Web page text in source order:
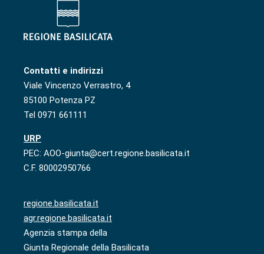
Contatti e indirizzi
Viale Vincenzo Verrastro, 4
85100 Potenza PZ
Tel 0971 661111
URP
PEC: AOO-giunta@cert.regione.basilicata.it
C.F. 80002950766
regione.basilicata.it
agr.regione.basilicata.it
Agenzia stampa della
Giunta Regionale della Basilicata